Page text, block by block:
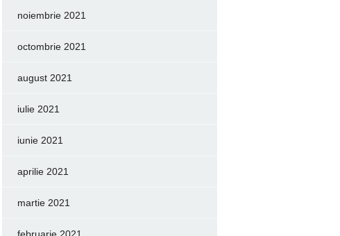
noiembrie 2021
octombrie 2021
august 2021
iulie 2021
iunie 2021
aprilie 2021
martie 2021